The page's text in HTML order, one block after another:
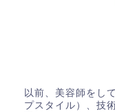
以前、美容師をし
プスタイル）、技